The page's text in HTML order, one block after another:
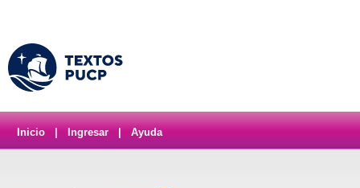
Inicio Ingresar Ayuda